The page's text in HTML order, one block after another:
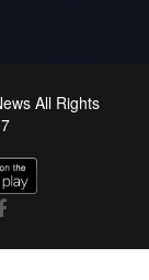
All Rights